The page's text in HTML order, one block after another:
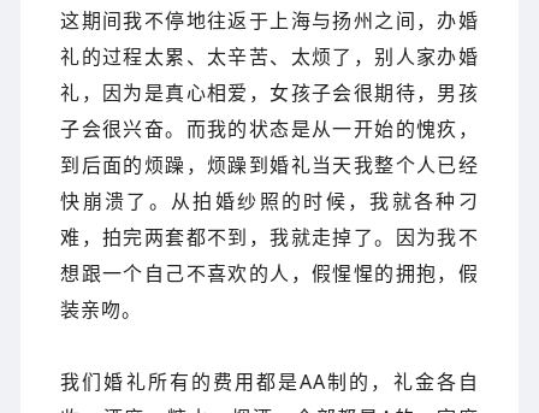
这期间我不停地往返于上海与扬州之间，办婚
礼的过程太累、太辛苦、太烦了，别人家办婚
礼，因为是真心相爱，女孩子会很期待，男孩
子会很兴奋。而我的状态是从一开始的愧疚，
到后面的烦躁，烦躁到婚礼当天我整个人已经
快崩溃了。 从拍婚纱照的时候，我就各种刁
难，拍完两套都不到，我就走掉了。因为我不
想跟一个自己不喜欢的人，假惺惺的拥抱，假
装亲吻。
我们婚礼所有的费用都是AA制的，礼金各自